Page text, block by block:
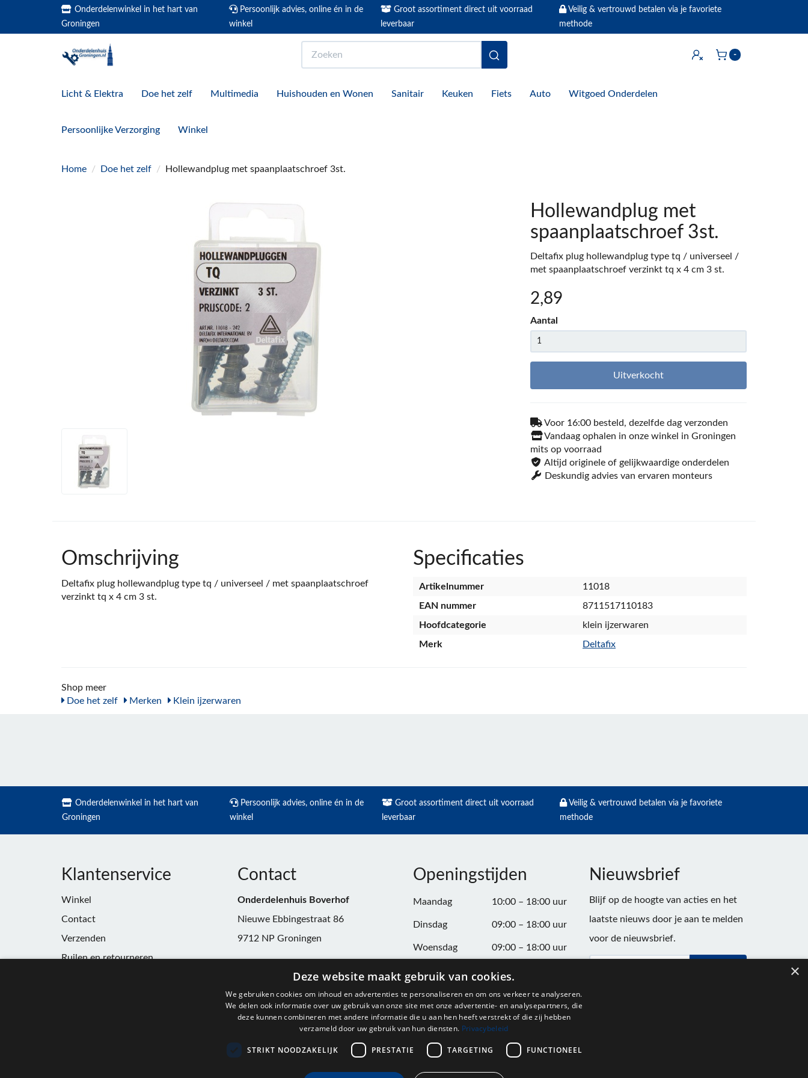
Onderdelenwinkel in het hart van
Groningen
Persoonlijk advies, online én in de
winkel
Groot assortiment direct uit voorraad
leverbaar
Veilig & vertrouwd betalen via je favoriete
methode
Inloggen -
Licht & Elektra Doe het zelf Multimedia Huishouden en Wonen Sanitair Keuken Fiets Auto Witgoed Onderdelen
Persoonlijke Verzorging Winkel
Home / Doe het zelf / Hollewandplug met spaanplaatschroef 3st.
Hollewandplug met
spaanplaatschroef 3st.
Deltafix plug hollewandplug type tq / universeel /
met spaanplaatschroef verzinkt tq x 4 cm 3 st.
2,89
Aantal
Uitverkocht
Voor 16:00 besteld, dezelfde dag verzonden
Vandaag ophalen in onze winkel in Groningen
mits op voorraad
Altijd originele of gelijkwaardige onderdelen
Deskundig advies van ervaren monteurs
Omschrijving
Deltafix plug hollewandplug type tq / universeel / met spaanplaatschroef
verzinkt tq x 4 cm 3 st.
Specificaties
Artikelnummer
11018
EAN nummer
8711517110183
Hoofdcategorie
klein ijzerwaren
Merk
Deltafix
Shop meer
Doe het zelf
Merken Klein ijzerwaren
Onderdelenwinkel in het hart van
Groningen
Persoonlijk advies, online én in de
winkel
Groot assortiment direct uit voorraad
leverbaar
Veilig & vertrouwd betalen via je favoriete
methode
Klantenservice
Winkel
Contact
Verzenden
Ruilen en retourneren
Contact
Onderdelenhuis Boverhof
Nieuwe Ebbingestraat 86
9712 NP Groningen
winkel@onderdelenhuisgroningen.nl
91037743
BTW:NL004861667B24
Openingstijden
Maandag 10:00 – 18:00 uur
Dinsdag 09:00 – 18:00 uur
Woensdag 09:00 – 18:00 uur
Donderdag 09:00 – 20:00 uur
Vrijdag 09:00 – 18:00 uur
Zaterdag 09:00 – 17:00 uur
Nieuwsbrief
Blijf op de hoogte van acties en het
laatste nieuws door je aan te melden
voor de nieuwsbrief.
×
Deze website maakt gebruik van cookies.
We gebruiken cookies om inhoud en advertenties te personaliseren en om ons verkeer te analyseren.
We delen ook informatie over uw gebruik van onze site met onze advertentie- en analysepartners, die
deze kunnen combineren met andere informatie die u aan hen heeft verstrekt of die zij hebben
verzameld door uw gebruik van hun diensten. Privacybeleid
STRIKT NOODZAKELIJK PRESTATIE TARGETING FUNCTIONEEL